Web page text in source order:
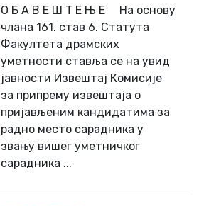
О Б А В Е Ш Т Е Њ Е На основу
члана 161. став 6. Статута
Факултета драмских
уметности ставља се на увид
јавности Извештај Комисије
за припрему извештаја о
пријављеним кандидатима за
радно место сарадника у
звању вишег уметничког
сарадника ...